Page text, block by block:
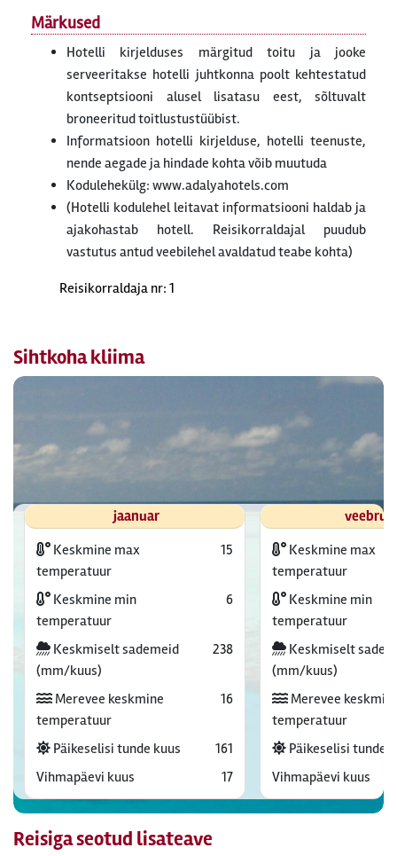
Märkused
Hotelli kirjelduses märgitud toitu ja jooke
serveeritakse hotelli juhtkonna poolt kehtestatud
kontseptsiooni alusel lisatasu eest, sõltuvalt
broneeritud toitlustustüübist.
Informatsioon hotelli kirjelduse, hotelli teenuste,
nende aegade ja hindade kohta võib muutuda
Kodulehekülg: www.adalyahotels.com
(Hotelli kodulehel leitavat informatsiooni haldab ja
ajakohastab hotell. Reisikorraldajal puudub
vastutus antud veebilehel avaldatud teabe kohta)
Reisikorraldaja nr: 1
Sihtkoha kliima
jaanuar
Keskmine max
temperatuur
15
Keskmine min
temperatuur
6
Keskmiselt sademeid
(mm/kuus)
238
Merevee keskmine
temperatuur
16
Päikeselisi tunde kuus
161
Vihmapäevi kuus
17
Keskmine max
temperatuur
Keskmine min
temperatuur
Keskmiselt
(mm/kuus)
Merevee
temperatuur
Päikeselisi tunde
Vihmapäevi kuus
Reisiga seotud lisateave